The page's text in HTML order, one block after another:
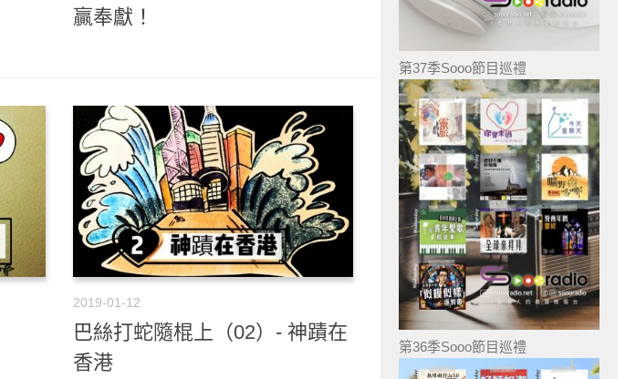
贏奉獻！
2019-01-12
巴絲打蛇隨棍上（02）- 神蹟在
香港
第37季Sooo節目巡禮
第36季Sooo節目巡禮